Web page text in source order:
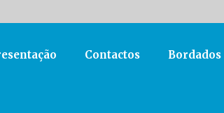
Contactos Bordados